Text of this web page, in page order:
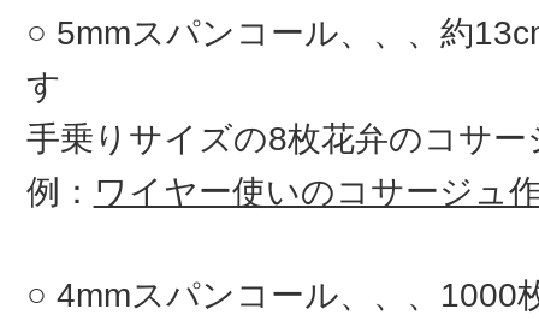
5mmスパンコール、、、約
す
手乗りサイズの8枚花弁のコサ
例： ワイヤー使いのコサージュ
4mmスパンコール、、、1000